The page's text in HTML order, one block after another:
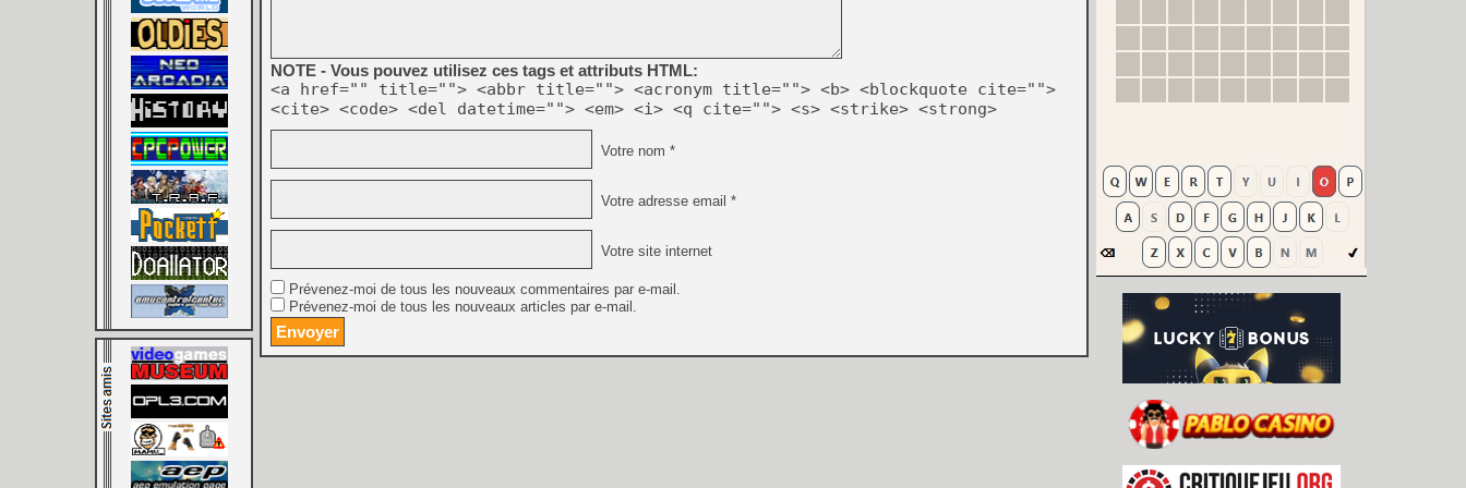
NOTE - Vous pouvez utilisez ces tags et attributs HTML:
<a href="" title=""> <abbr title=""> <acronym title=""> <b> <blockquote cite="">
<cite> <code> <del datetime=""> <em> <i> <q cite=""> <s> <strike> <strong>
Votre nom *
Votre adresse email *
Votre site internet
Prévenez-moi de tous les nouveaux commentaires par e-mail.
Prévenez-moi de tous les nouveaux articles par e-mail.